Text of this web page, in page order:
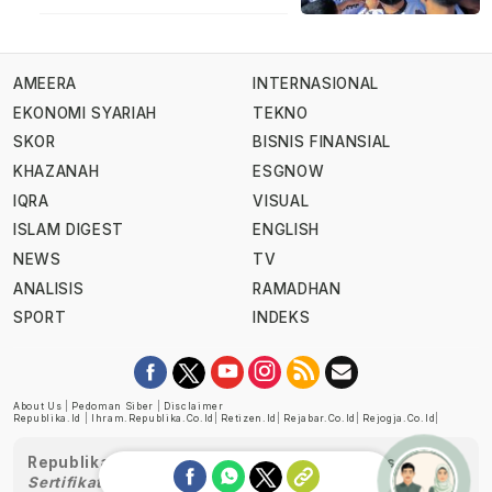
AMEERA
EKONOMI SYARIAH
SKOR
KHAZANAH
IQRA
ISLAM DIGEST
NEWS
ANALISIS
SPORT
INTERNASIONAL
TEKNO
BISNIS FINANSIAL
ESGNOW
VISUAL
ENGLISH
TV
RAMADHAN
INDEKS
About Us Pedoman Siber
Disclaimer
Republika.id
Ihram.republika.co.id Retizen.id Rejabar.co.id Rejogja.co.id
Republika telah diverifikasi oleh Dewan Pers
Sertifikat Nomor 1058/DP-Verifikasi/K/XII/2022